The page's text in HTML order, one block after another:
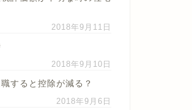
2018年9月11日
2018年9月10日
すると控除が減る？
2018年9月6日